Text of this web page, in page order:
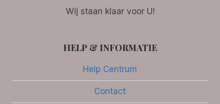
Wij staan klaar voor U!
HELP & INFORMATIE
Help Centrum
Contact